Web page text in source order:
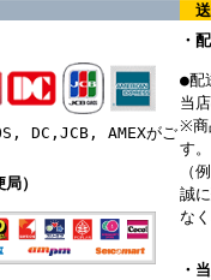
DC,JCB, AMEXがご
）
送
・
●配
当
※商
す。
（
誠
な
・